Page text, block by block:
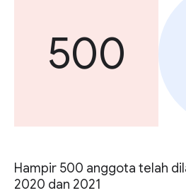
500
Hampir 500 anggota telah
2020 dan 2021